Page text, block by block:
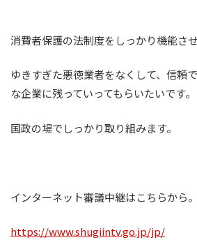
消費者保護の法制度をしっかり機能させ
ゆきすぎた悪徳業者をなくして、信頼
な企業に残っていってもらいたいです。
国政の場でしっかり取り組みます。
インターネット審議中継はこちらから。
https://www.shugiintv.go.jp/jp/